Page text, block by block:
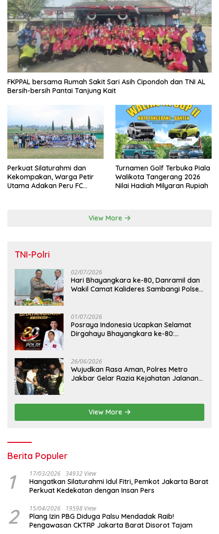
FKPPAL bersama Rumah Sakit Sari Asih Cipondoh dan TNI AL
Bersih-bersih Pantai Tanjung Kait
Perkuat Silaturahmi dan
Kekompakan, Warga Petir
Utama Adakan Peru FC
Turnamen Golf Terbuka Piala
Walikota Tangerang 2026
Nilai Hadiah Milyaran Rupiah
View More
TNI-Polri
02/07/2026
Hari Bhayangkara ke-80, Danramil dan
Wakil Camat Kalideres Sambangi Polsek
01/07/2026
Posraya Indonesia Ucapkan Selamat
Dirgahayu Bhayangkara ke-80:
26/06/2026
Wujudkan Rasa Aman, Polres Metro
Jakbar Gelar Razia Kejahatan Jalanan
View More
Berita Populer
1 17/03/2026 34932 View
Hangatkan Silaturahmi Idul Fitri, Pemkot Jakarta Barat
Perkuat Kedekatan dengan Insan Pers
2 15/04/2026 19598 View
Plang Izin PBG Diduga Palsu Mendadak Raib!
Pengawasan CKTRP Jakarta Barat Disorot Tajam